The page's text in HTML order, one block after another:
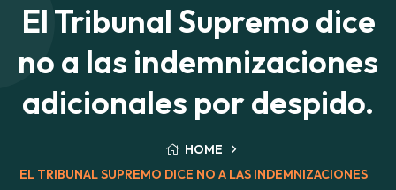
El Tribunal Supremo dice
no a las indemnizaciones
adicionales por despido.
HOME
EL TRIBUNAL SUPREMO DICE NO A LAS INDEMNIZACIONES